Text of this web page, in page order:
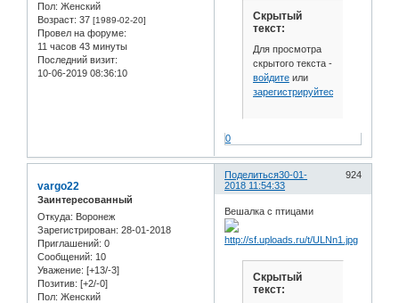
Пол: Женский
Возраст: 37 [1989-02-20]
Провел на форуме:
11 часов 43 минуты
Последний визит:
10-06-2019 08:36:10
Скрытый
текст:
Для просмотра
скрытого текста -
войдитеили
зарегистрируйтесь
0
Поделиться 924
30-01-
2018 11:54:33
vargo22
Заинтересованный
Откуда: Воронеж
Зарегистрирован: 28-01-2018
Приглашений: 0
Сообщений: 10
Уважение: [+13/-3]
Позитив: [+2/-0]
Пол: Женский
Вешалка с птицами
Скрытый
текст: